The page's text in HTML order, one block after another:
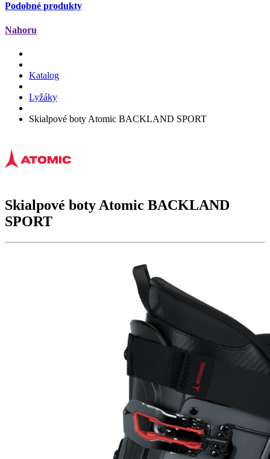
Podobné produkty
Nahoru
Katalog
Lyžáky
Skialpové boty Atomic BACKLAND SPORT
Skialpové boty Atomic BACKLAND
SPORT